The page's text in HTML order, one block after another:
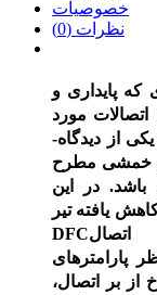
خصوصیات
نظرات (0)
که پایداری و
مورد
از دیدگاه­
خمشی مطرح
در این
یافته تیر
DFC
پارامترهای
از بر اتصال‌،